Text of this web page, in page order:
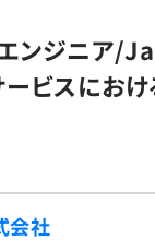
エンジニア/
ビスにお
会社